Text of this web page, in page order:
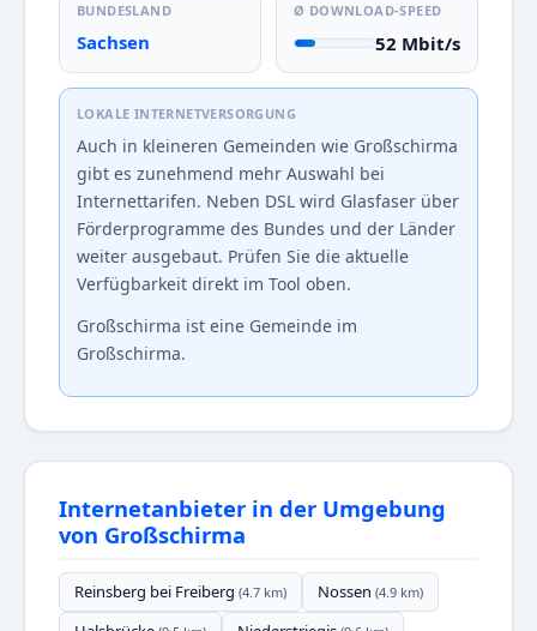
BUNDESLAND
Sachsen
Ø DOWNLOAD-SPEED
52 Mbit/s
LOKALE INTERNETVERSORGUNG
Auch in kleineren Gemeinden wie Großschirma
gibt es zunehmend mehr Auswahl bei
Internettarifen. Neben DSL wird Glasfaser über
Förderprogramme des Bundes und der Länder
weiter ausgebaut. Prüfen Sie die aktuelle
Verfügbarkeit direkt im Tool oben.
Großschirma ist eine Gemeinde im
Großschirma.
Internetanbieter in der Umgebung
von Großschirma
Reinsberg bei Freiberg (4.7 km) Nossen (4.9 km)